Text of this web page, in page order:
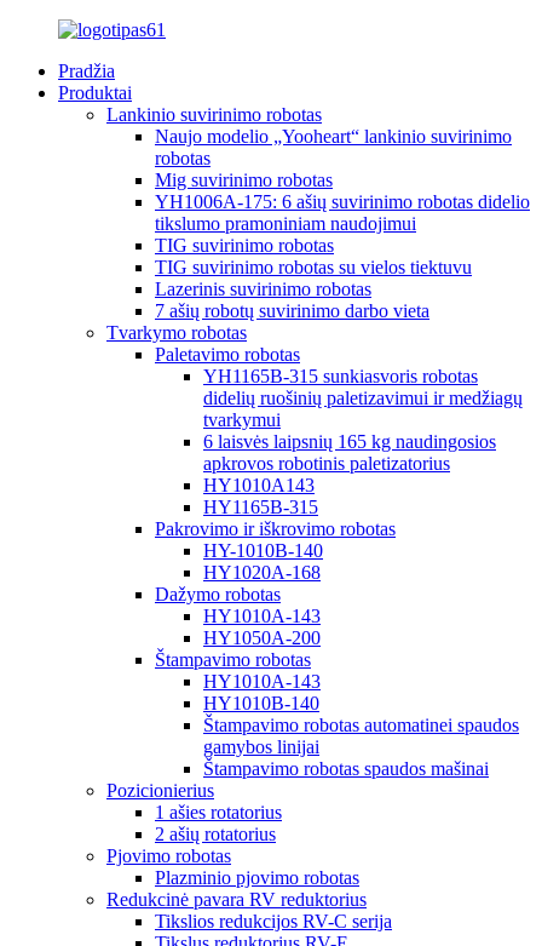
Pradžia
Produktai
Lankinio suvirinimo robotas
Naujo modelio „Yooheart“ lankinio suvirinimo
robotas
Mig suvirinimo robotas
YH1006A-175: 6 ašių suvirinimo robotas didelio
tikslumo pramoniniam naudojimui
TIG suvirinimo robotas
TIG suvirinimo robotas su vielos tiektuvu
Lazerinis suvirinimo robotas
7 ašių robotų suvirinimo darbo vieta
Tvarkymo robotas
Paletavimo robotas
YH1165B-315 sunkiasvoris robotas
didelių ruošinių paletizavimui ir medžiagų
tvarkymui
6 laisvės laipsnių 165 kg naudingosios
apkrovos robotinis paletizatorius
HY1010A143
HY1165B-315
Pakrovimo ir iškrovimo robotas
HY-1010B-140
HY1020A-168
Dažymo robotas
HY1010A-143
HY1050A-200
Štampavimo robotas
HY1010A-143
HY1010B-140
Štampavimo robotas automatinei spaudos
gamybos linijai
Štampavimo robotas spaudos mašinai
Pozicionierius
1 ašies rotatorius
2 ašių rotatorius
Pjovimo robotas
Plazminio pjovimo robotas
Redukcinė pavara RV reduktorius
Tikslios redukcijos RV-C serija